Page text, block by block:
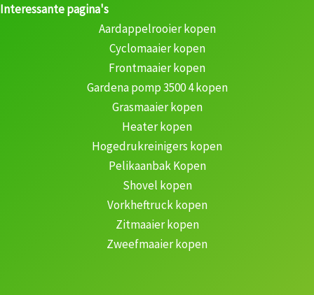
Interessante pagina's
Aardappelrooier kopen
Cyclomaaier kopen
Frontmaaier kopen
Gardena pomp 3500 4 kopen
Grasmaaier kopen
Heater kopen
Hogedrukreinigers kopen
Pelikaanbak Kopen
Shovel kopen
Vorkheftruck kopen
Zitmaaier kopen
Zweefmaaier kopen